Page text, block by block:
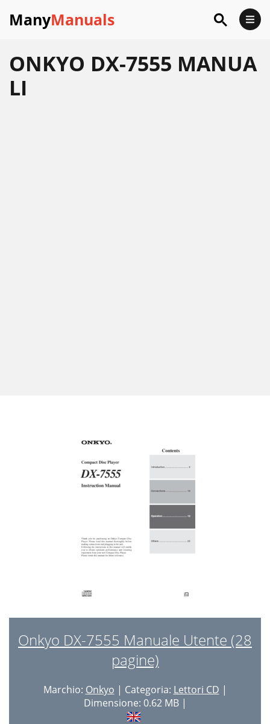
ManyManuals
ONKYO DX-7555 MANUA
LI
Onkyo DX-7555 Manuale Utente (28
pagine)
Marchio: Onkyo | Categoria: Lettori CD |
Dimensione: 0.62 MB |